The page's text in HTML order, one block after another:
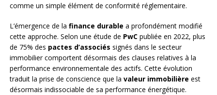
comme un simple élément de conformité réglementaire.
L’émergence de la finance durable a profondément modifié
cette approche. Selon une étude de PwC publiée en 2022, plus
de 75% des pactes d’associés signés dans le secteur
immobilier comportent désormais des clauses relatives à la
performance environnementale des actifs. Cette évolution
traduit la prise de conscience que la valeur immobilière est
désormais indissociable de sa performance énergétique.